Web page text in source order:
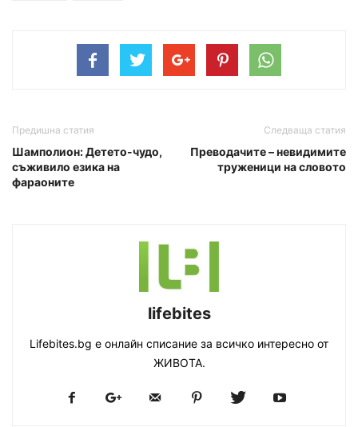
Предишна статия
Шамполион: Детето-чудо,
съживило езика на
фараоните
Следваща статия
Преводачите – невидимите
труженици на словото
lifebites
Lifebites.bg е онлайн списание за всичко интересно от
ЖИВОТА.